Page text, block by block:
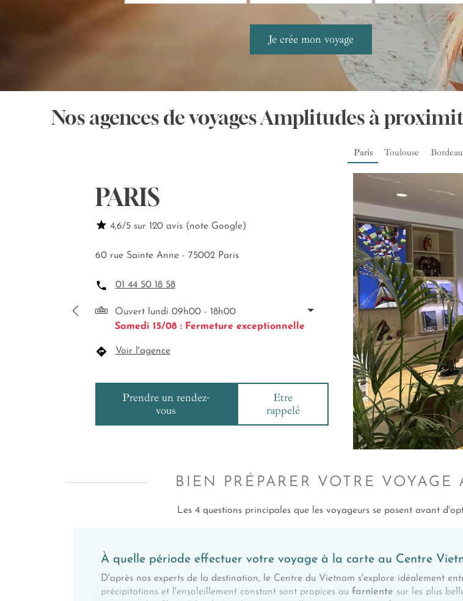
Nos agences de voyages Amplitudes à
Paris Toulouse
PARIS
4,6/5 sur 120 avis (note Google)
60 rue Sainte Anne - 75002 Paris
01 44 50 18 58
Ouvert lundi 09h00 - 18h00
Samedi 15/08 : Fermeture exceptionnelle
Voir l'agence
Prendre un rendez-
vous
Etre
rappelé
BIEN PRÉPARER VOTRE
Les 4 questions principales que les voyageurs se posent avant
À quelle période effectuer votre voyage à la carte au Centre
D'après nos experts de la destination, le Centre du Vietnam s'explore idéalement
précipitations et l'ensoleillement constant sont propices au farniente sur les plus